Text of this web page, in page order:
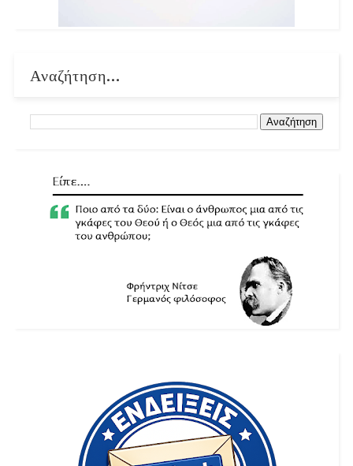
Αναζήτηση...